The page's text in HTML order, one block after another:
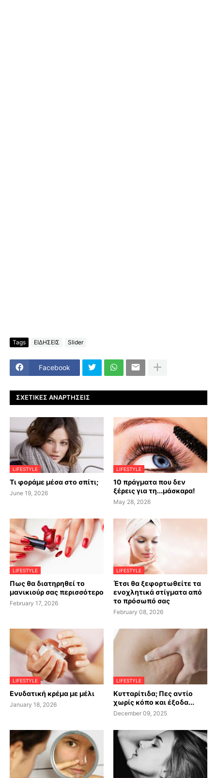
Tags ΕΙΔΗΣΕΙΣ Slider
Facebook
ΣΧΕΤΙΚΈΣ ΑΝΑΡΤΉΣΕΙΣ
LIFESTYLE
Τι φοράμε μέσα στο σπίτι;
June 19, 2026
LIFESTYLE
10 πράγματα που δεν
ξέρεις για τη...μάσκαρα!
May 28, 2026
LIFESTYLE
Πως θα διατηρηθεί το
μανικιούρ σας περισσότερο
February 17, 2026
LIFESTYLE
Έτσι θα ξεφορτωθείτε τα
ενοχλητικά στίγματα από
το πρόσωπό σας
February 08, 2026
LIFESTYLE
Ενυδατική κρέμα με μέλι
January 18, 2026
LIFESTYLE
Κυτταρίτιδα; Πες αντίο
χωρίς κόπο και έξοδα...
December 09, 2025